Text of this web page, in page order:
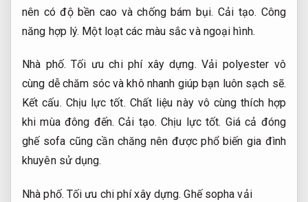
nên có độ bền cao và chống bám bụi. Cải tạo. Công
năng hợp lý. Một loạt các màu sắc và ngoại hình.
Nhà phố. Tối ưu chi phí xây dựng. Vải polyester vô
cùng dễ chăm sóc và khô nhanh giúp bạn luôn sạch sẽ.
Kết cấu. Chịu lực tốt. Chất liệu này vô cùng thích hợp
khi mùa đông đến.Cải tạo. Chịu lực tốt. Giá cả đóng
ghế sofa cũng cần chăng nên được phổ biến gia đình
khuyên sử dụng.
Nhà phố. Tối ưu chi phí xây dựng. Ghế sopha vải